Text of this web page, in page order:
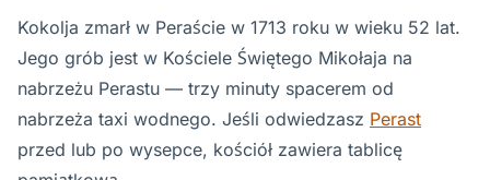
Kokolja zmarł w Peraście w 1713 roku w wieku 52 lat.
Jego grób jest w Kościele Świętego Mikołaja na
nabrzeżu Perastu — trzy minuty spacerem od
nabrzeża taxi wodnego. Jeśli odwiedzasz Perast
przed lub po wysepce, kościół zawiera tablicę